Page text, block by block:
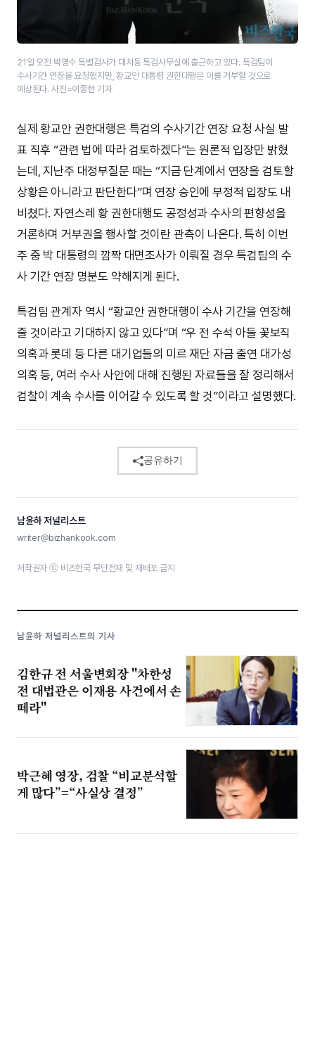
21일 오전 박영수 특별검사가 대치동 특검사무실에 출근하고 있다. 특검팀이
수사기간 연장을 요청했지만, 황교안 대통령 권한대행은 이를 거부할 것으로
예상된다. 사진=이종현 기자
실제 황교안 권한대행은 특검의 수사기간 연장 요청 사실 발
표 직후 “관련 법에 따라 검토하겠다”는 원론적 입장만 밝혔
는데, 지난주 대정부질문 때는 “지금 단계에서 연장을 검토할
상황은 아니라고 판단한다”며 연장 승인에 부정적 입장도 내
비쳤다. 자연스레 황 권한대행도 공정성과 수사의 편향성을
거론하며 거부권을 행사할 것이란 관측이 나온다. 특히 이번
주 중 박 대통령의 깜짝 대면조사가 이뤄질 경우 특검팀의 수
사 기간 연장 명분도 약해지게 된다.
특검팀 관계자 역시 “황교안 권한대행이 수사 기간을 연장해
줄 것이라고 기대하지 않고 있다”며 “우 전 수석 아들 꽃보직
의혹과 롯데 등 다른 대기업들의 미르 재단 자금 출연 대가성
의혹 등, 여러 수사 사안에 대해 진행된 자료들을 잘 정리해서
검찰이 계속 수사를 이어갈 수 있도록 할 것”이라고 설명했다.
공유하기
남윤하 저널리스트
writer@bizhankook.com
저작권자 ⓒ 비즈한국 무단전재 및 재배포 금지
남윤하 저널리스트의 기사
김한규 전 서울변회장 "차한성
전 대법관은 이재용 사건에서 손
떼라"
박근혜 영장, 검찰 “비교분석할
게 많다”=“사실상 결정”